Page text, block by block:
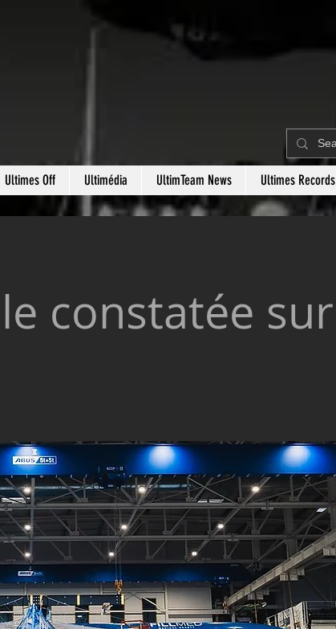
Ultimes Off Ultimédia UltimTeam News Ultimes Records
constatée sur